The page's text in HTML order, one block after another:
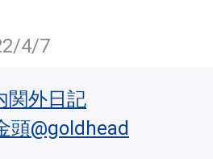
4/7
関外日記
頭@goldhead